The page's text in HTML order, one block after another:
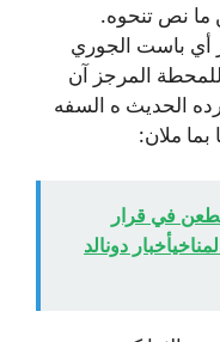
ما نص تنحوه.
أي باست الجوري
المرجز آن
الحديث ه السفه
ملان:
في قرار
دونالد